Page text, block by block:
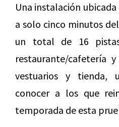
Una instalación
a solo cinco minutos
un total de 16
restaurante/cafetería
vestuarios y tienda,
conocer a los que
temporada de esta